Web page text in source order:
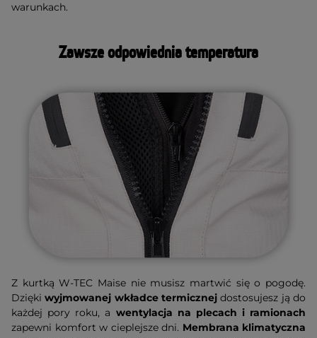
warunkach.
Zawsze odpowiednia temperatura
Z kurtką W-TEC Maise nie musisz martwić się o pogodę.
Dziękiwyjmowanej wkładce termicznej dostosujesz ją do
każdej pory roku, a wentylacja na plecach i ramionach
zapewni komfort w cieplejsze dni. Membrana klimatyczna